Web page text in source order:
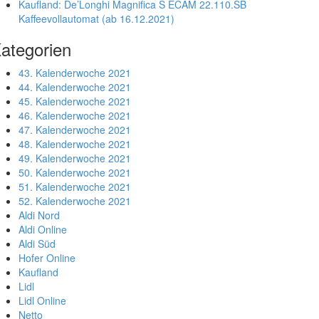
Kaufland: De’Longhi Magnifica S ECAM 22.110.SB
Kaffeevollautomat (ab 16.12.2021)
43. Kalenderwoche 2021
44. Kalenderwoche 2021
45. Kalenderwoche 2021
46. Kalenderwoche 2021
47. Kalenderwoche 2021
48. Kalenderwoche 2021
49. Kalenderwoche 2021
50. Kalenderwoche 2021
51. Kalenderwoche 2021
52. Kalenderwoche 2021
Aldi Nord
Aldi Online
Aldi Süd
Hofer Online
Kaufland
Lidl
Lidl Online
Netto